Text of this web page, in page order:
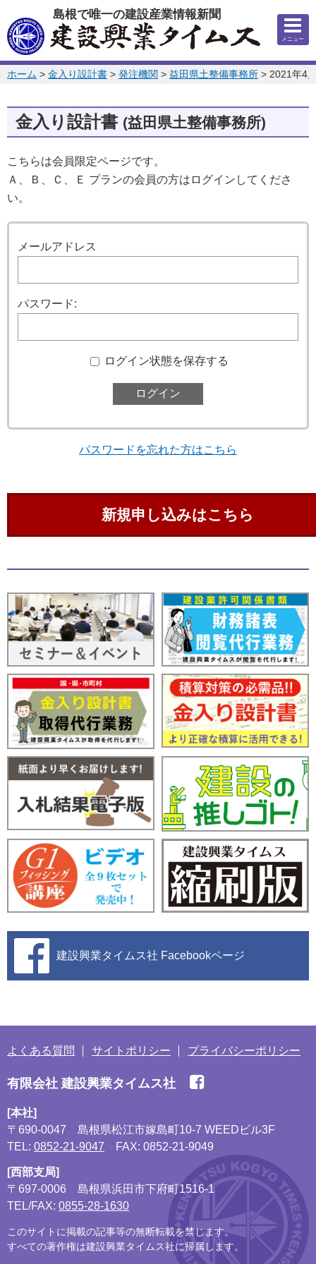
このページの本文へ
島根で唯一の建設産業情報新聞
メニュー
このページの位置:
ホーム > 金入り設計書 > 発注機関 > 益田県土整備事務所 > 2021年4
金入り設計書 (益田県土整備事務所)
こちらは会員限定ページです。
Ａ、Ｂ、Ｃ、Ｅ プランの会員の方はログインしてくださ
い。
メールアドレス
パスワード:
ログイン状態を保存する
パスワードを忘れた方はこちら
新規申し込みはこちら
建設興業タイムス社 Facebookページ
よくある質問 サイトポリシー プライバシーポリシー
有限会社 建設興業タイムス社
[本社]
〒690-0047
島根県松江市嫁島町10-7 WEEDビル3F
TEL: 0852-21-9047 FAX: 0852-21-9049
[西部支局]
〒697-0006
島根県浜田市下府町1516-1
TEL/FAX: 0855-28-1630
このサイトに掲載の記事等の無断転載を禁じます。
すべての著作権は建設興業タイムス社に帰属します。